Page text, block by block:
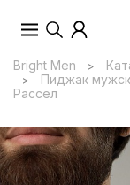
Bright Men >
>
Пиджак
Рассел